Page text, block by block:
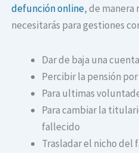
defunción online, de manera
necesitarás para gestiones
Dar de baja una
Percibir la pensión
Para ultimas
Para cambiar la
fallecido
Trasladar el nicho del